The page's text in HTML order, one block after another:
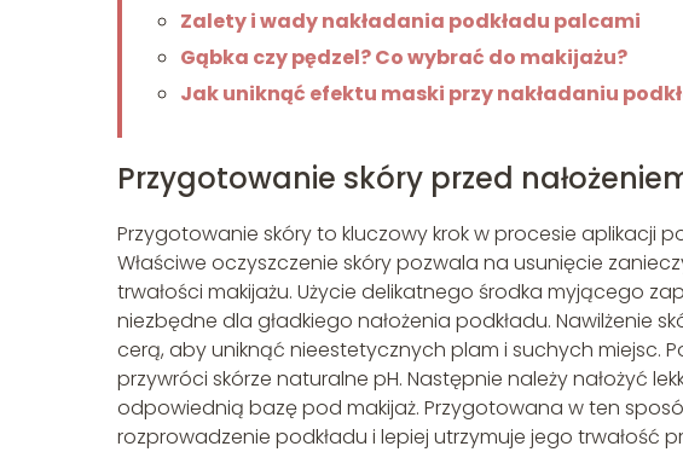
Zalety i wady nakładania podkładu palcami
Gąbka czy pędzel? Co wybrać do makijażu?
Jak uniknąć efektu maski przy nakładaniu
Przygotowanie skóry przed
Przygotowanie skóry to kluczowy krok w procesie aplikacji
Właściwe oczyszczenie skóry pozwala na usunięcie
trwałości makijażu. Użycie delikatnego środka myjącego
niezbędne dla gładkiego nałożenia podkładu. Nawilżenie
cerą, aby uniknąć nieestetycznych plam i suchych miejsc.
przywróci skórze naturalne pH. Następnie należy nałożyć
odpowiednią bazę pod makijaż. Przygotowana w ten
rozprowadzenie podkładu i lepiej utrzymuje jego trwałość